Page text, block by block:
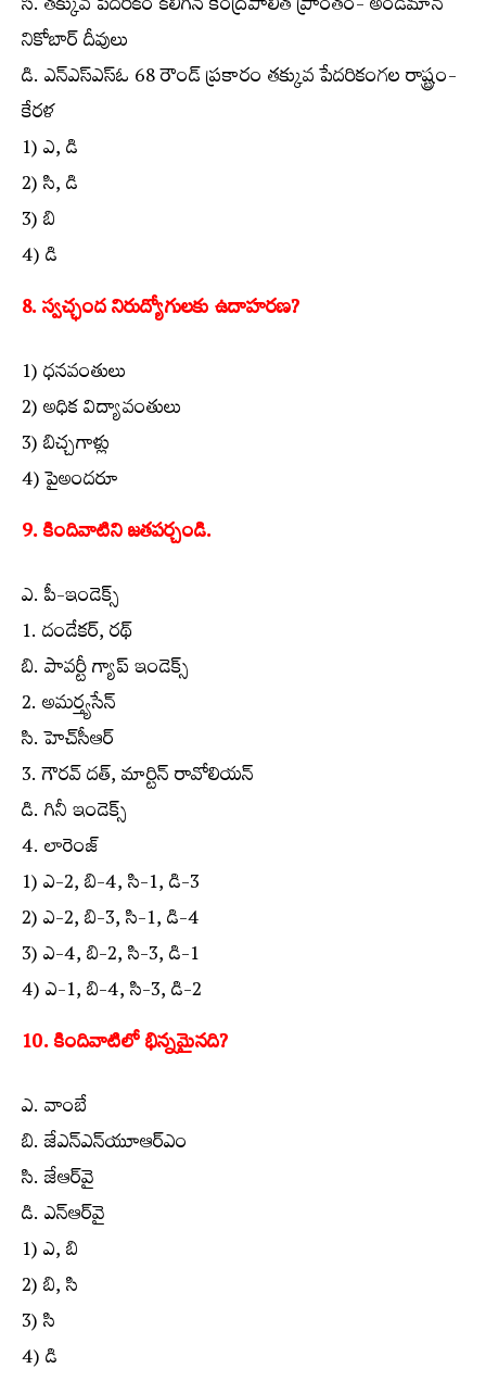
నికోబార్ దీవులు
డి. ఎన్‌ఎస్‌ఎస్‌ఓ 68 రౌండ్ ప్రకారం తక్కువ పేదరికంగల రాష్ట్రం-
కేరళ
1) ఎ, డి
2) సి, డి
3) బి
4) డి
8. స్వచ్ఛంద నిరుద్యోగులకు ఉదాహరణ?
1) ధనవంతులు
2) అధిక విద్యావంతులు
3) బిచ్చగాళ్లు
4) పైఅందరూ
9. కిందివాటిని జతపర్చండి.
ఎ. పీ-ఇండెక్స్
1. దండేకర్, రథ్
బి. పావర్టీ గ్యాప్ ఇండెక్స్
2. అమర్త్యసేన్
సి. హెచ్‌సీఆర్
3. గౌరవ్ దత్, మార్టిన్ రావోలియన్
డి. గినీ ఇండెక్స్
4. లారెంజ్
1) ఎ-2, బి-4, సి-1, డి-3
2) ఎ-2, బి-3, సి-1, డి-4
3) ఎ-4, బి-2, సి-3, డి-1
4) ఎ-1, బి-4, సి-3, డి-2
10. కిందివాటిలో భిన్నమైనది?
ఎ. వాంబే
బి. జేఎన్‌ఎన్‌యూఆర్‌ఎం
సి. జేఆర్‌వై
డి. ఎన్‌ఆర్‌వై
1) ఎ, బి
2) బి, సి
3) సి
4) డి